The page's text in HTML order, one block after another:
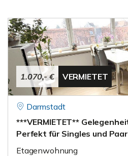
1.070,- € VERMIETET
Darmstadt
***VERMIETET**
Perfekt für Singles und
Etagenwohnung